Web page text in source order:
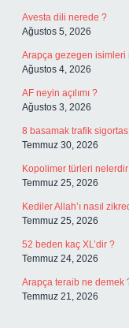
Avesta dili nerede ?
Ağustos 5, 2026
Arapça gezegen isimleri
Ağustos 4, 2026
AF neyin açılımı ?
Ağustos 3, 2026
8 basamak trafik
Temmuz 30, 2026
Kopolimer türleri
Temmuz 25, 2026
Kediler Allah’ı nasıl
Temmuz 25, 2026
52 beden kaç XL’dir ?
Temmuz 24, 2026
Arapça teraib ne demek
Temmuz 21, 2026